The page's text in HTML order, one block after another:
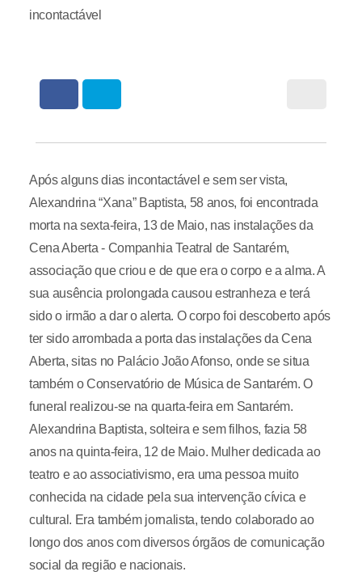
incontactável
Após alguns dias incontactável e sem ser vista,
Alexandrina “Xana” Baptista, 58 anos, foi encontrada
morta na sexta-feira, 13 de Maio, nas instalações da
Cena Aberta - Companhia Teatral de Santarém,
associação que criou e de que era o corpo e a alma. A
sua ausência prolongada causou estranheza e terá
sido o irmão a dar o alerta. O corpo foi descoberto após
ter sido arrombada a porta das instalações da Cena
Aberta, sitas no Palácio João Afonso, onde se situa
também o Conservatório de Música de Santarém. O
funeral realizou-se na quarta-feira em Santarém.
Alexandrina Baptista, solteira e sem filhos, fazia 58
anos na quinta-feira, 12 de Maio. Mulher dedicada ao
teatro e ao associativismo, era uma pessoa muito
conhecida na cidade pela sua intervenção cívica e
cultural. Era também jornalista, tendo colaborado ao
longo dos anos com diversos órgãos de comunicação
social da região e nacionais.